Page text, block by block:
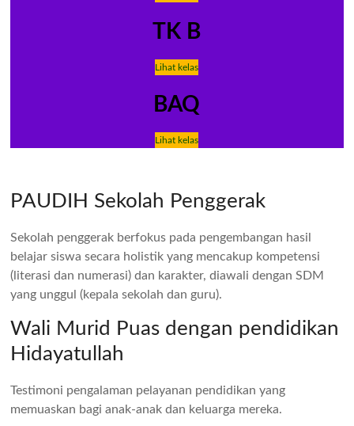
TK B
Lihat kelas
BAQ
Lihat kelas
PAUDIH Sekolah Penggerak
Sekolah penggerak berfokus pada pengembangan hasil
belajar siswa secara holistik yang mencakup kompetensi
(literasi dan numerasi) dan karakter, diawali dengan SDM
yang unggul (kepala sekolah dan guru).
Wali Murid Puas dengan pendidikan
Hidayatullah
Testimoni pengalaman pelayanan pendidikan yang
memuaskan bagi anak-anak dan keluarga mereka.